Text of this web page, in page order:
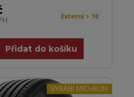
Externí > 10
Přidat do košíku
VYRÁBÍ MICHELIN